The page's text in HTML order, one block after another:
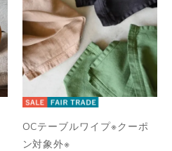
OCテーブルワイプ※クーポ
ン対象外※